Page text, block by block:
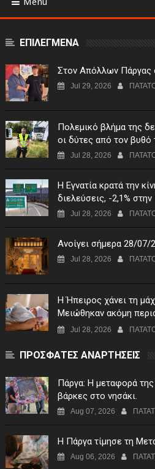
ΕΠΙΛΕΓΜΕΝΑ
Στον Απόλλων Πάργας
Jul 29, 2026
Πολεμικό βλήμα της
οι δύτες από τον
Jul 28, 2026
Η Εγνατία κρατά την
διελεύσεις, -2,1% στην
Jul 28, 2026
Ανοίγει σήμερα 28/07/
Jul 28, 2026
Η Ήπειρος χάνει τη
Μειώθηκαν ακόμη
πρώτο τρίμηνο του
Jul 28, 2026
ΠΡΟΣΦΑΤΕΣ ΑΝΑΡΤΗΣΕΙΣ
Πάργα: Η μεταφορά της
βάρκες στο νησάκι.
Aug 07, 2026
Η Πάργα τίμησε τη
Aug 06, 2026